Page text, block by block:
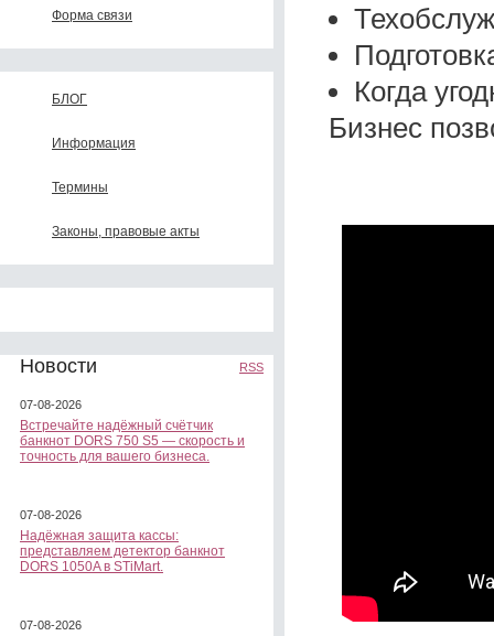
Форма связи
БЛОГ
Информация
Термины
Законы, правовые акты
Новости RSS
07-08-2026
Встречайте надёжный счётчик
банкнот DORS 750 S5 — скорость и
точность для вашего бизнеса.
07-08-2026
Надёжная защита кассы:
представляем детектор банкнот
DORS 1050A в STiMart.
07-08-2026
Когда
Бизнес